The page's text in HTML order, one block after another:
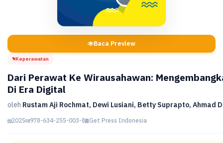
Baca Preview
Keperawatan
Dari Perawat Ke Wirausahawan:
Di Era Digital
oleh Rustam Aji Rochmat, Dewi Lusiani, Betty Suprapto, Ahmad
2025 978-634-255-003-8 Get Press Indonesia